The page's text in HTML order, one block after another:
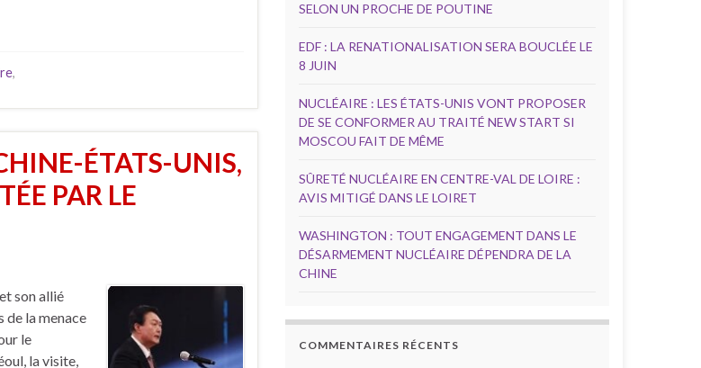
,
ÉTATS-UNIS,
PAR LE
son allié
de la menace
le
la visite,
SELON UN PROCHE DE POUTINE
EDF : LA RENATIONALISATION SERA BOUCLÉE LE
8 JUIN
NUCLÉAIRE : LES ÉTATS-UNIS VONT PROPOSER
DE SE CONFORMER AU TRAITÉ NEW START SI
MOSCOU FAIT DE MÊME
SÛRETÉ NUCLÉAIRE EN CENTRE-VAL DE LOIRE :
AVIS MITIGÉ DANS LE LOIRET
WASHINGTON : TOUT ENGAGEMENT DANS LE
DÉSARMEMENT NUCLÉAIRE DÉPENDRA DE LA
CHINE
COMMENTAIRES RÉCENTS